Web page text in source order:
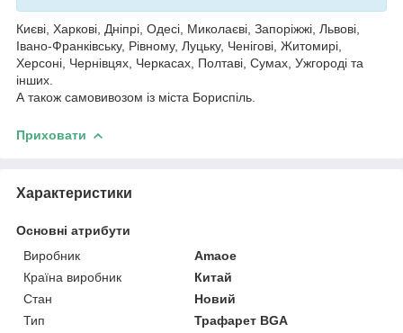
Києві, Харкові, Дніпрі, Одесі, Миколаєві, Запоріжжі, Львові,
Івано-Франківську, Рівному, Луцьку, Ченігові, Житомирі,
Херсоні, Чернівцях, Черкасах, Полтаві, Сумах, Ужгороді та
інших.
А також самовивозом із міста Бориспіль.
Приховати
Характеристики
Основні атрибути
Виробник
Amaoe
Країна виробник
Китай
Стан
Новий
Тип
Трафарет BGA